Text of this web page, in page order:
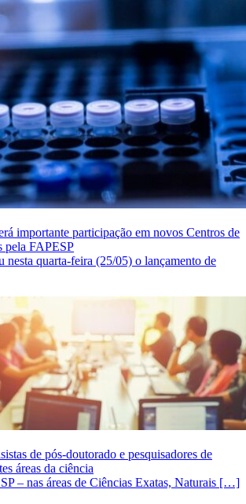
importante participação em novos Centros de
pela FAPESP
nesta quarta-feira (25/05) o lançamento de
de pós-doutorado e pesquisadores de
áreas da ciência
– nas áreas de Ciências Exatas, Naturais […]